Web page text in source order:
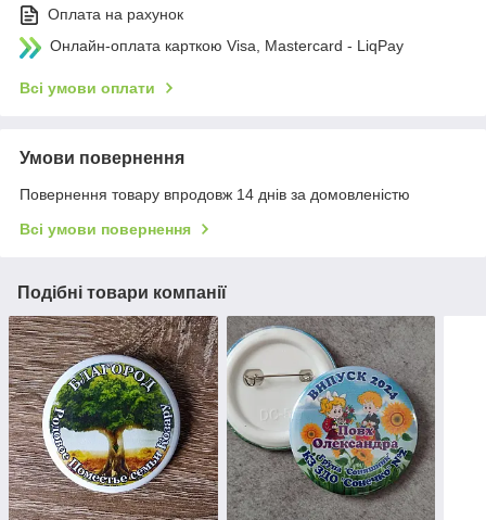
Оплата на рахунок
Онлайн-оплата карткою Visa, Mastercard - LiqPay
Всі умови оплати
Умови повернення
Повернення товару впродовж 14 днів за домовленістю
Всі умови повернення
Подібні товари компанії